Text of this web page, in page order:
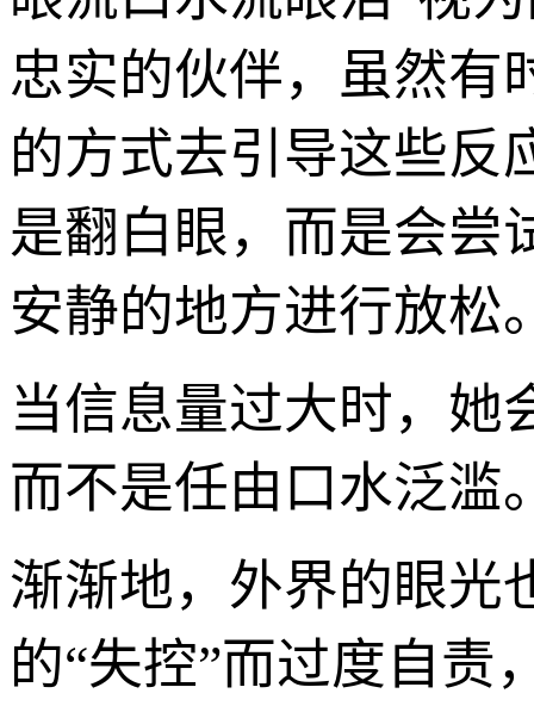
忠实的伙伴，虽然有
的方式去引导这些反
是翻白眼，而是会尝
安静的地方进行放松
当信息量过大时，她
而不是任由口水泛滥
渐渐地，外界的眼光
的“失控”而过度自责